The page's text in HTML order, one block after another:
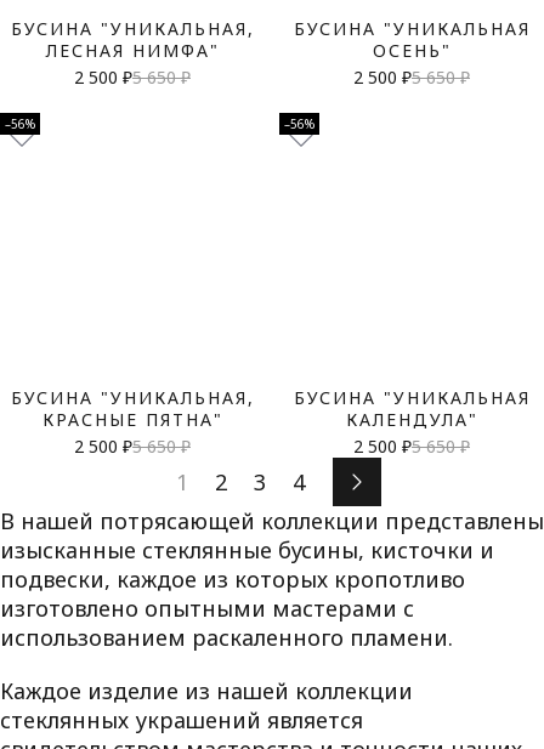
БУСИНА "УНИКАЛЬНАЯ,
ЛЕСНАЯ НИМФА"
2 500 ₽5 650 ₽
БУСИНА "УНИКАЛЬНАЯ
ОСЕНЬ"
2 500 ₽5 650 ₽
–56%
БУСИНА "УНИКАЛЬНАЯ,
КРАСНЫЕ ПЯТНА"
2 500 ₽5 650 ₽
–56%
БУСИНА "УНИКАЛЬНАЯ
КАЛЕНДУЛА"
2 500 ₽5 650 ₽
1 2 3
4
В нашей потрясающей коллекции представлены
изысканные стеклянные бусины, кисточки и
подвески, каждое из которых кропотливо
изготовлено опытными мастерами с
использованием раскаленного пламени.
Каждое изделие из нашей коллекции
стеклянных украшений является